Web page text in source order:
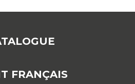
après le rail. Retrouvez notre
FRANÇAIS